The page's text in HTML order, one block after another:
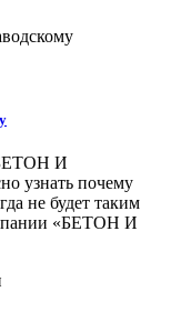
И
узнать почему
не будет таким
«БЕТОН И